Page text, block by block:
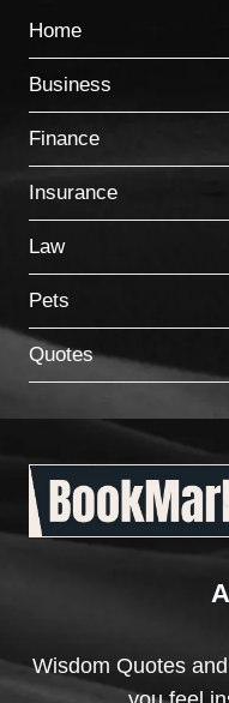
Home
Business
Finance
Insurance
Law
Pets
Quotes
Wisdom Quotes